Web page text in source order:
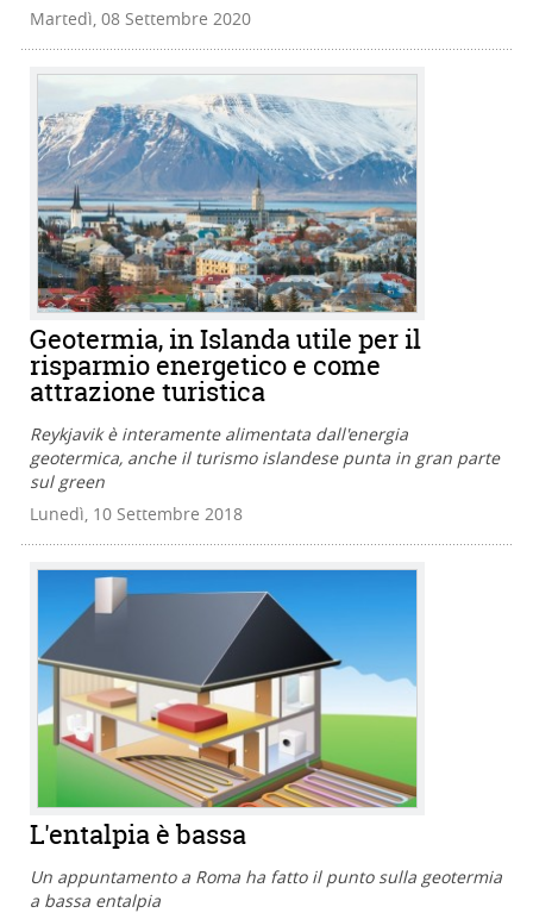
Martedì, 08 Settembre 2020
Geotermia, in Islanda utile per il
risparmio energetico e come
attrazione turistica
Reykjavik è interamente alimentata dall'energia
geotermica, anche il turismo islandese punta in gran parte
sul green
Lunedì, 10 Settembre 2018
L'entalpia è bassa
Un appuntamento a Roma ha fatto il punto sulla geotermia
a bassa entalpia